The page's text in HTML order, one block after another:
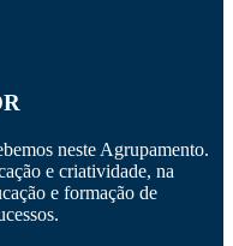
neste Agrupamento.
e criatividade, na
e formação de